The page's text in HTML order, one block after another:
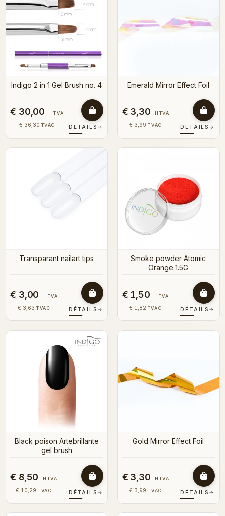
Indigo 2 in 1 Gel Brush no. 4
€ 30,00 HTVA
€ 36,30 TVAC DÉTAILS →
Emerald Mirror Effect Foil
€ 3,30 HTVA
€ 3,99 TVAC DÉTAILS →
Transparant nailart tips
€ 3,00 HTVA
€ 3,63 TVAC DÉTAILS →
Smoke powder Atomic
Orange 1.5G
€ 1,50 HTVA
€ 1,82 TVAC DÉTAILS →
Black poison Artebrillante
gel brush
€ 8,50 HTVA
€ 10,29 TVAC DÉTAILS →
Gold Mirror Effect Foil
€ 3,30 HTVA
€ 3,99 TVAC DÉTAILS →